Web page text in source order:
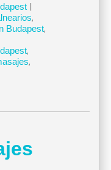
|
,
Budapest,
,
,